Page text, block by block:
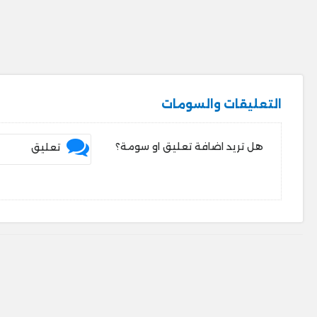
التعليقات والسومات
هل تريد اضافة تعليق او سومة؟ تعليق